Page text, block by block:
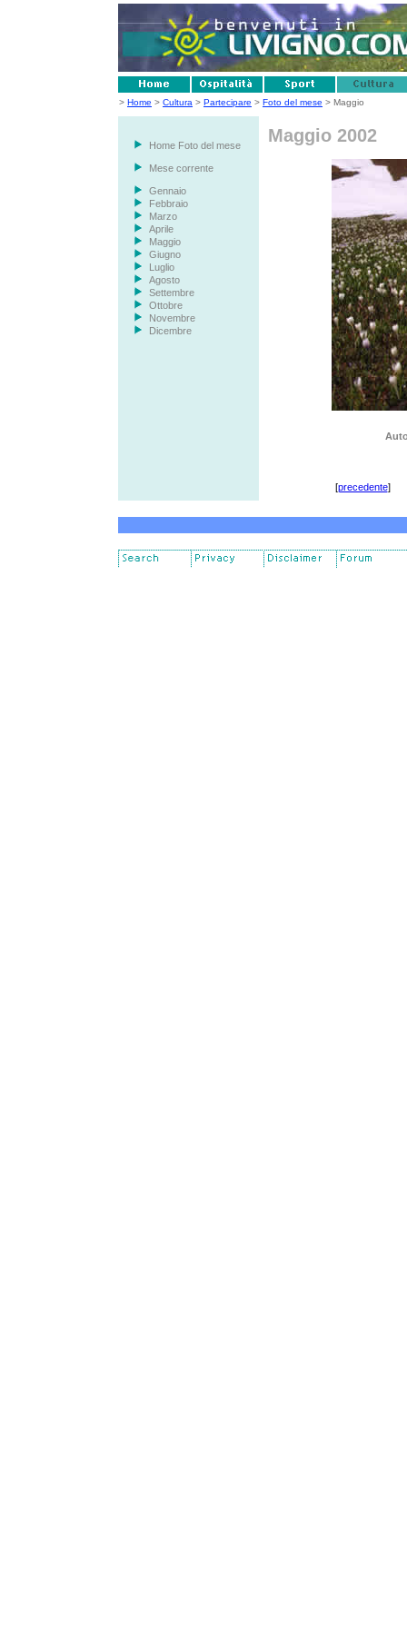
> Home > Cultura > Partecipare > Foto del mese > Maggio
Home Foto del mese
Mese corrente
Gennaio
Febbraio
Marzo
Aprile
Maggio
Giugno
Luglio
Agosto
Settembre
Ottobre
Novembre
Dicembre
Maggio 2002
[precedente]